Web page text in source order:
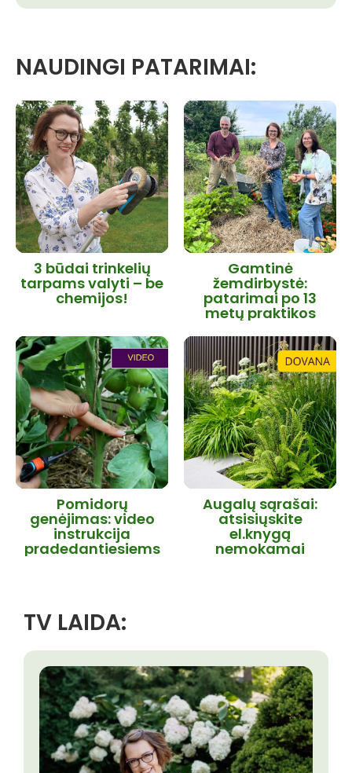
NAUDINGI PATARIMAI:
3 būdai trinkelių
tarpams valyti – be
chemijos!
Gamtinė
žemdirbystė:
patarimai po 13
metų praktikos
Pomidorų
genėjimas: video
instrukcija
pradedantiesiems
Augalų sąrašai:
atsisiųskite
el.knygą
nemokamai
TV LAIDA: